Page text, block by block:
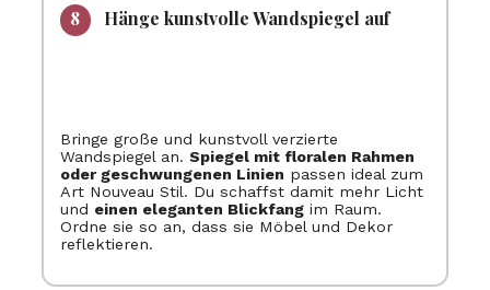
Hänge kunstvolle Wandspiegel auf
Bringe große und kunstvoll verzierte
Wandspiegel an. Spiegel mit floralen Rahmen
oder geschwungenen Linien passen ideal zum
Art Nouveau Stil. Du schaffst damit mehr Licht
und einen eleganten Blickfangim Raum.
Ordne sie so an, dass sie Möbel und Dekor
reflektieren.